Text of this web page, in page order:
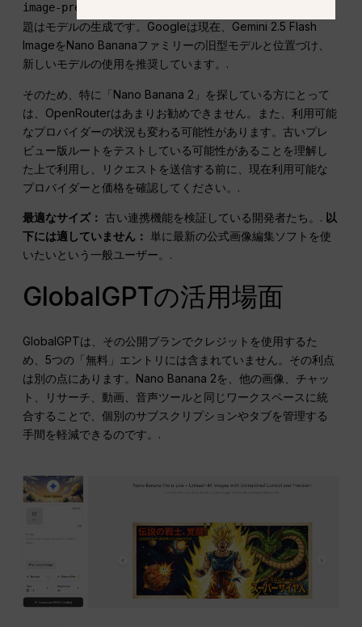
image-preview:無料
題はモデルの生成です。Googleは現在、Gemini 2.5 Flash
ImageをNano Bananaファミリーの旧型モデルと位置づけ、
新しいモデルの使用を推奨しています。.
そのため、特に「Nano Banana 2」を探している方にとって
は、OpenRouterはあまりお勧めできません。また、利用可能
なプロバイダーの状況も変わる可能性があります。古いプレ
ビュー版ルートをテストしている可能性があることを理解し
た上で利用し、リクエストを送信する前に、現在利用可能な
プロバイダーと価格を確認してください。.
最適なサイズ： 古い連携機能を検証している開発者たち。. 以
下には適していません： 単に最新の公式画像編集ソフトを使
いたいという一般ユーザー。.
GlobalGPTの活用場面
GlobalGPTは、その公開プランでクレジットを使用するた
め、5つの「無料」エントリには含まれていません。その利点
は別の点にあります。Nano Banana 2を、他の画像、チャッ
ト、リサーチ、動画、音声ツールと同じワークスペースに統
合することで、個別のサブスクリプションやタブを管理する
手間を軽減できるのです。.